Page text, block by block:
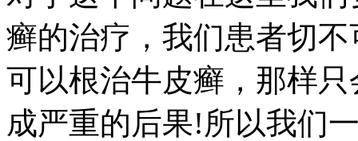
癣的治疗，我们患者切
可以根治牛皮癣，那样
成严重的后果!所以我们